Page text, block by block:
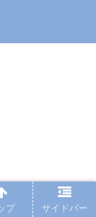
プ サイドバー